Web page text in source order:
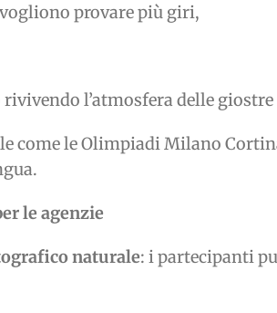
provare più giri,
l’atmosfera delle
come le Olimpiadi Milano
le agenzie
naturale: i partecipanti